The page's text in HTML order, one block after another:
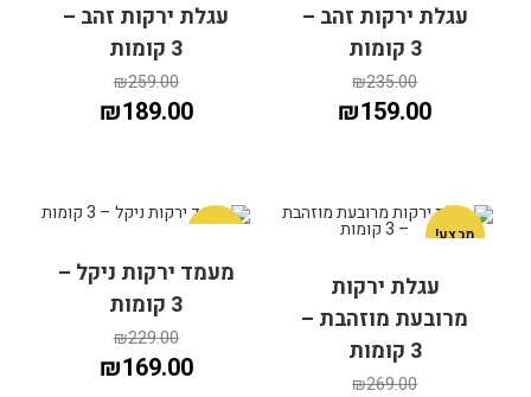
הוספה לסל הוספה לסל
הוספה לסל הוספה לסל
עגלת ירקות זהב –
3 קומות
₪235.00
₪159.00
עגלת ירקות זהב –
3 קומות
₪259.00
₪189.00
מבצע!
עגלת ירקות
מרובעת מוזהבת –
3 קומות
₪269.00
מעמד ירקות ניקל –
3 קומות
₪229.00
₪169.00